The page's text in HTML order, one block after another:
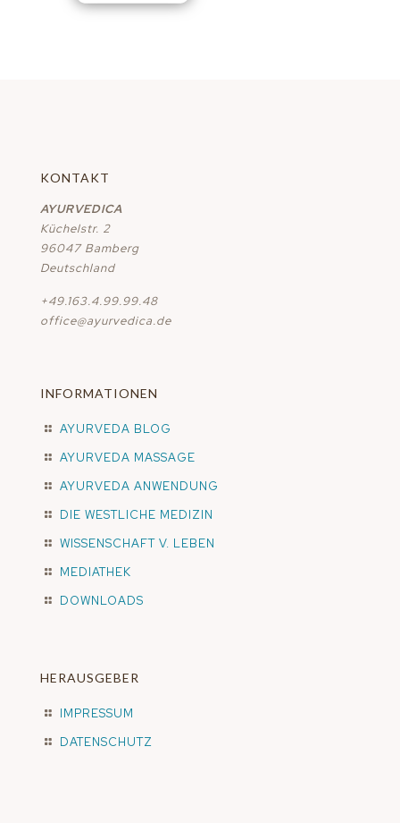
KONTAKT
AYURVEDICA
Küchelstr. 2
96047 Bamberg
Deutschland
+49.163.4.99.99.48
office@ayurvedica.de
INFORMATIONEN
AYURVEDA BLOG
AYURVEDA MASSAGE
AYURVEDA ANWENDUNG
DIE WESTLICHE MEDIZIN
WISSENSCHAFT V. LEBEN
MEDIATHEK
DOWNLOADS
HERAUSGEBER
IMPRESSUM
DATENSCHUTZ